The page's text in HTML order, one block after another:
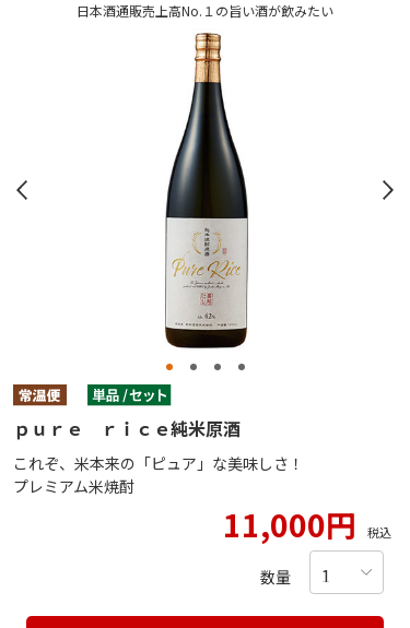
日本酒通販売上高No.１の旨い酒が飲みたい
ｐｕｒｅ ｒｉｃｅ純米原酒
これぞ、米本来の「ピュア」な美味しさ！
プレミアム米焼酎
11,000円 税込
数量